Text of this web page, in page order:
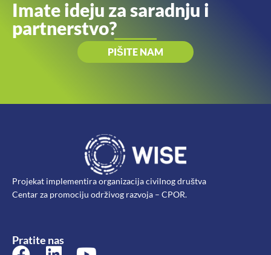
Imate ideju za saradnju i
partnerstvo?
PIŠITE NAM
Projekat implementira organizacija civilnog društva
Centar za promociju održivog razvoja – CPOR.
Pratite nas